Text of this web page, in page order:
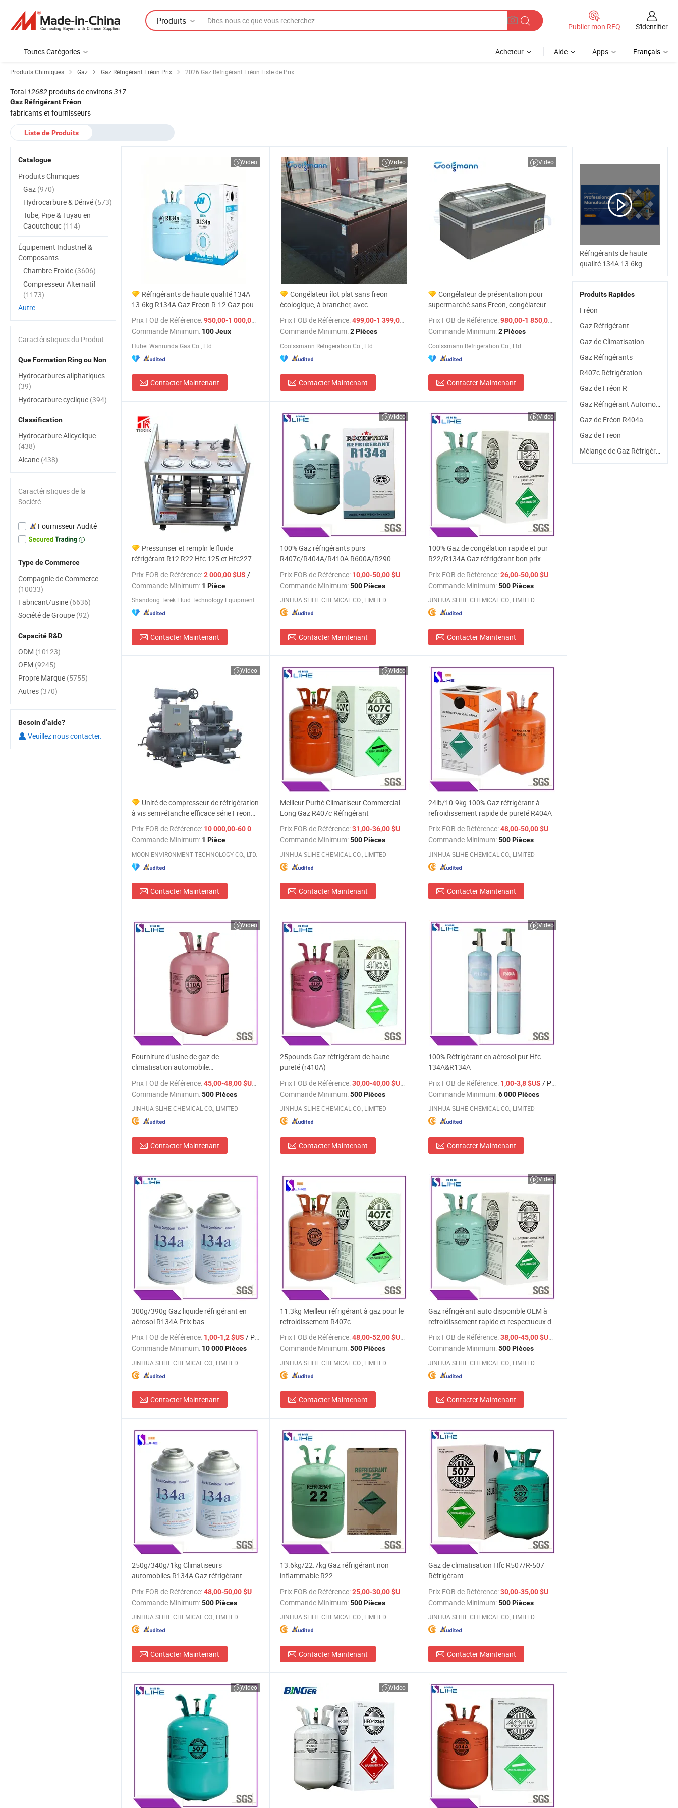
Produits
Publier mon RFQ S'identifier
Toutes Catégories Acheteur Aide Apps Français
Produits Chimiques Gaz Gaz Réfrigérant Fréon Prix 2026 Gaz Réfrigérant Fréon Liste de Prix
Total 12682 produits de environs317
Gaz Réfrigérant Fréon
fabricants et fournisseurs
Liste de Produits
Video
Réfrigérants de haute qualité 134A
13.6kg R134A Gaz Freon R-12 Gaz pour
processus de fabrication autorisés
Prix FOB de Référence:950,00-1 000,00 $US
/ Jeu
Commande Minimum: 100 Jeux
Hubei Wanrunda Gas Co., Ltd.
Contacter Maintenant
Video
Congélateur îlot plat sans freon
écologique, à brancher, avec
refroidissement statique
Prix FOB de Référence:499,00-1 399,00 $US
/ Pièce
Commande Minimum:2 Pièces
Coolssmann Refrigeration Co., Ltd.
Contacter Maintenant
Video
Congélateur de présentation pour
supermarché sans Freon, congélateur à
corps épais
Prix FOB de Référence:980,00-1 850,00 $US
Commande Minimum:2 Pièces
Coolssmann Refrigeration Co., Ltd.
Contacter Maintenant
Pressuriser et remplir le fluide
réfrigérant R12 R22 Hfc 125 et Hfc227ea
Halon et Fréon
Prix FOB de Référence:2 000,00 $US / Pièce
Commande Minimum: 1 Pièce
Contacter Maintenant
Video
100% Gaz réfrigérants purs
R407c/R404A/R410A R600A/R290
/R134A Prix d'usine
Prix FOB de Référence: 10,00-50,00 $US / Pièce
Commande Minimum:500 Pièces
JINHUA SLIHE CHEMICAL CO., LIMITED
Contacter Maintenant
Video
100% Gaz de congélation rapide et pur
R22/R134A Gaz réfrigérant bon prix
Prix FOB de Référence:26,00-50,00 $US / Pièce
Commande Minimum:500 Pièces
JINHUA SLIHE CHEMICAL CO., LIMITED
Contacter Maintenant
Video
Unité de compresseur de réfrigération
à vis semi-étanche efficace série Freon
avec unité de condensation pour glace
en flocons
Prix FOB de Référence: 10 000,00-60 000,00 $US
/ Pièce
Commande Minimum: 1 Pièce
MOON ENVIRONMENT TECHNOLOGY CO., LTD.
Contacter Maintenant
Video
Meilleur Purité Climatiseur Commercial
Long Gaz R407c Réfrigérant
Prix FOB de Référence:31,00-36,00 $US / Pièce
Commande Minimum:500 Pièces
JINHUA SLIHE CHEMICAL CO., LIMITED
Contacter Maintenant
24lb/10.9kg 100% Gaz réfrigérant à
refroidissement rapide de pureté R404A
Prix FOB de Référence:48,00-50,00 $US / Pièce
Commande Minimum:500 Pièces
JINHUA SLIHE CHEMICAL CO., LIMITED
Contacter Maintenant
Video
Fourniture d'usine de gaz de
climatisation automobile
R22/R404A/R134A/R407c/R410A gaz
réfrigérant
Prix FOB de Référence:45,00-48,00 $US
Commande Minimum:500 Pièces
JINHUA SLIHE CHEMICAL CO., LIMITED
Contacter Maintenant
25pounds Gaz réfrigérant de haute
pureté (r410A)
Prix FOB de Référence:30,00-40,00 $US / Pièce
Commande Minimum:500 Pièces
JINHUA SLIHE CHEMICAL CO., LIMITED
Contacter Maintenant
Video
100% Réfrigérant en aérosol pur Hfc-
134A&R134A
Prix FOB de Référence: 1,00-3,8 $US / Pièce
Commande Minimum:6 000 Pièces
JINHUA SLIHE CHEMICAL CO., LIMITED
Contacter Maintenant
300g/390g Gaz liquide réfrigérant en
aérosol R134A Prix bas
Prix FOB de Référence: 1,00-1,2 $US / Pièce
Commande Minimum: 10 000 Pièces
JINHUA SLIHE CHEMICAL CO., LIMITED
Contacter Maintenant
11.3kg Meilleur réfrigérant à gaz pour le
refroidissement R407c
Prix FOB de Référence:48,00-52,00 $US / Pièce
Commande Minimum:500 Pièces
JINHUA SLIHE CHEMICAL CO., LIMITED
Contacter Maintenant
Video
Gaz réfrigérant auto disponible OEM à
refroidissement rapide et respectueux de
l'ozone R134A
Prix FOB de Référence:38,00-45,00 $US / Pièce
Commande Minimum:500 Pièces
JINHUA SLIHE CHEMICAL CO., LIMITED
Contacter Maintenant
250g/340g/1kg Climatiseurs
automobiles R134A Gaz réfrigérant
Prix FOB de Référence:48,00-50,00 $US
Commande Minimum:500 Pièces
JINHUA SLIHE CHEMICAL CO., LIMITED
Contacter Maintenant
13.6kg/22.7kg Gaz réfrigérant non
inflammable R22
Prix FOB de Référence:25,00-30,00 $US / Pièce
Commande Minimum:500 Pièces
JINHUA SLIHE CHEMICAL CO., LIMITED
Contacter Maintenant
Gaz de climatisation Hfc R507/R-507
Réfrigérant
Prix FOB de Référence:30,00-35,00 $US / Pièce
Commande Minimum:500 Pièces
JINHUA SLIHE CHEMICAL CO., LIMITED
Contacter Maintenant
Video Video
Réfrigérants de haute
qualité 134A 13.6kg
R134A Gaz Freon R-12
Gaz pour processus de
fabrication autorisés
Produits Rapides
Fréon
Gaz Réfrigérant
Gaz de Climatisation
Gaz Réfrigérants
R407c Réfrigération
Gaz de Fréon R
Gaz Réfrigérant Automobile
Gaz de Fréon R404a
Gaz de Freon
Mélange de Gaz Réfrigérant
Catalogue
Produits Chimiques
Gaz (970)
Hydrocarbure & Dérivé (573)
Tube, Pipe & Tuyau en
Caoutchouc (114)
Équipement Industriel &
Composants
Chambre Froide (3606)
Compresseur Alternatif
(1173)
Autre
Caractéristiques du Produit
Que Formation Ring ou Non
Hydrocarbures aliphatiques
(39)
Hydrocarbure cyclique (394)
Classification
Hydrocarbure Alicyclique
(438)
Alcane (438)
Caractéristiques de la
Société
Fournisseur Audité
Type de Commerce
Compagnie de Commerce
(10033)
Fabricant/usine (6636)
Société de Groupe (92)
Capacité R&D
ODM (10123)
OEM (9245)
Propre Marque (5755)
Autres (370)
Besoin d’aide?
Veuillez nous contacter.